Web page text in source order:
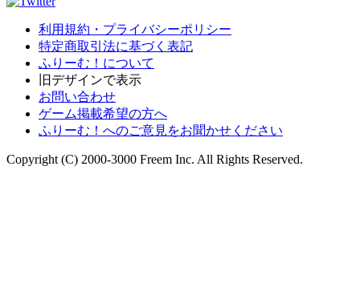
利用規約・プライバシーポリシー
特定商取引法に基づく表記
ふりーむ！について
旧デザインで表示
お問い合わせ
ゲーム掲載希望の方へ
ふりーむ！へのご意見をお聞かせください
Copyright (C) 2000-3000 Freem Inc. All Rights Reserved.